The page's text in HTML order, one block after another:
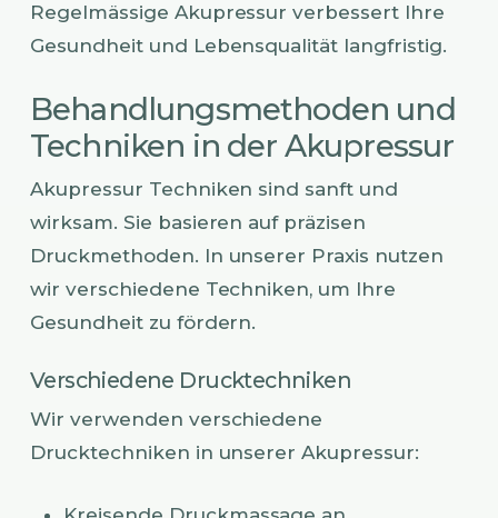
Regelmässige Akupressur verbessert Ihre
Gesundheit und Lebensqualität langfristig.
Behandlungsmethoden und
Techniken in der Akupressur
Akupressur Techniken sind sanft und
wirksam. Sie basieren auf präzisen
Druckmethoden. In unserer Praxis nutzen
wir verschiedene Techniken, um Ihre
Gesundheit zu fördern.
Verschiedene Drucktechniken
Wir verwenden verschiedene
Drucktechniken in unserer Akupressur: